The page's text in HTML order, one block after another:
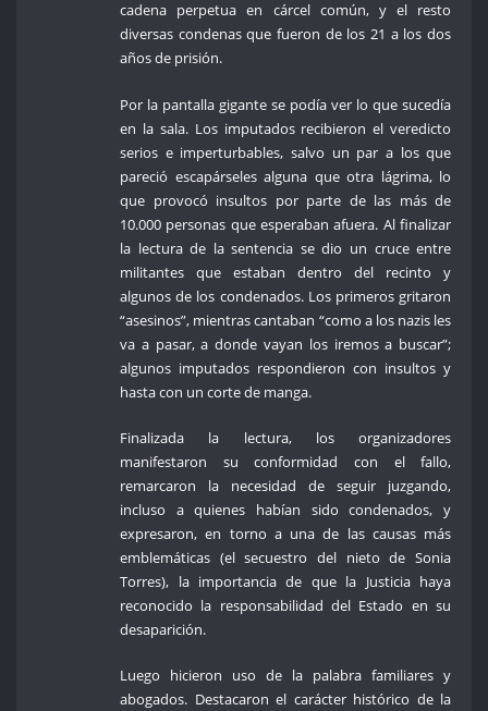
cadena perpetua en cárcel común, y el resto
diversas condenas que fueron de los 21 a los dos
años de prisión.
Por la pantalla gigante se podía ver lo que sucedía
en la sala. Los imputados recibieron el veredicto
serios e imperturbables, salvo un par a los que
pareció escapárseles alguna que otra lágrima, lo
que provocó insultos por parte de las más de
10.000 personas que esperaban afuera. Al finalizar
la lectura de la sentencia se dio un cruce entre
militantes que estaban dentro del recinto y
algunos de los condenados. Los primeros gritaron
“asesinos”, mientras cantaban “como a los nazis les
va a pasar, a donde vayan los iremos a buscar”;
algunos imputados respondieron con insultos y
hasta con un corte de manga.
Finalizada la lectura, los organizadores
manifestaron su conformidad con el fallo,
remarcaron la necesidad de seguir juzgando,
incluso a quienes habían sido condenados, y
expresaron, en torno a una de las causas más
emblemáticas (el secuestro del nieto de Sonia
Torres), la importancia de que la Justicia haya
reconocido la responsabilidad del Estado en su
desaparición.
Luego hicieron uso de la palabra familiares y
abogados. Destacaron el carácter histórico de la